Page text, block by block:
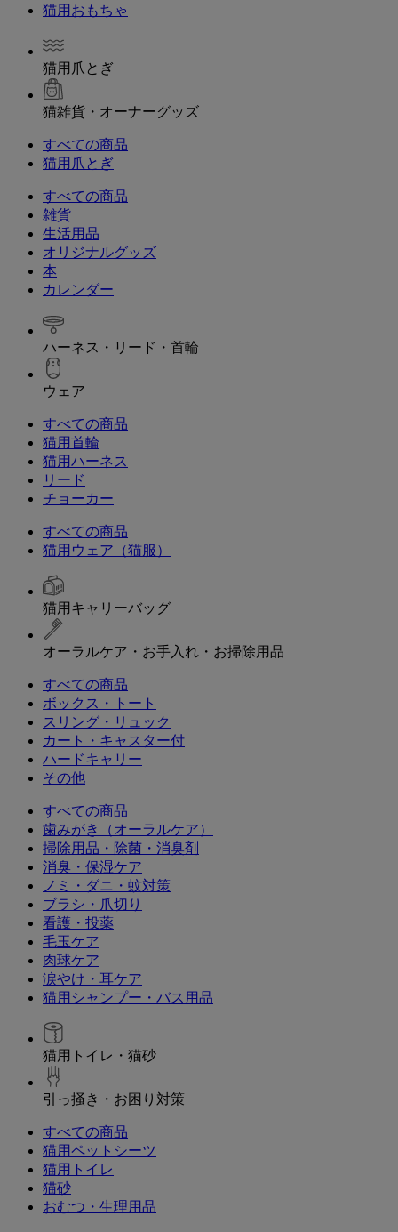
猫用おもちゃ
猫用爪とぎ
猫雑貨・オーナーグッズ
すべての商品
猫用爪とぎ
すべての商品
雑貨
生活用品
オリジナルグッズ
本
カレンダー
ハーネス・リード・首輪
ウェア
すべての商品
猫用首輪
猫用ハーネス
リード
チョーカー
すべての商品
猫用ウェア（猫服）
猫用キャリーバッグ
オーラルケア・お手入れ・お掃除用品
すべての商品
ボックス・トート
スリング・リュック
カート・キャスター付
ハードキャリー
その他
すべての商品
歯みがき（オーラルケア）
掃除用品・除菌・消臭剤
消臭・保湿ケア
ノミ・ダニ・蚊対策
ブラシ・爪切り
看護・投薬
毛玉ケア
肉球ケア
涙やけ・耳ケア
猫用シャンプー・バス用品
猫用トイレ・猫砂
引っ掻き・お困り対策
すべての商品
猫用ペットシーツ
猫用トイレ
猫砂
おむつ・生理用品